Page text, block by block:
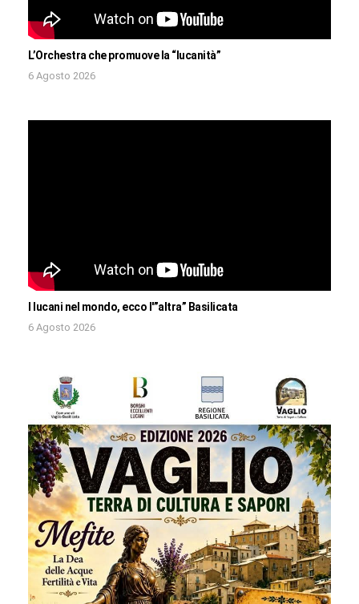
L’Orchestra che promuove la “lucanità”
6 Agosto 2026
I lucani nel mondo, ecco l'”altra” Basilicata
6 Agosto 2026